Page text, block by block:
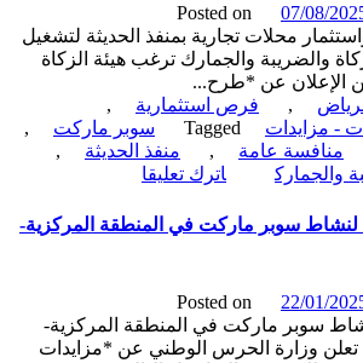
بمنفذ
الربع
الزكاة
والضريبة
Posted on 07/
محلات تجارية بمنفذ الحديثة لتشغيل
والجمارك ترغب هيئة الزكاة
عن *طرح...
, فرص استثمارية
,
Tagged سوبر ماركت
,
عامة , منفذ الحديثة
,
اترك تعليقاon
عامة-
تأجير
تجارية
بمنفذ
الحديثة
سوبر ماركت في المنطقة المركزية-
Posted on 22/
ماركت في المنطقة المركزية-
الحرس الوطني عن *مزايدات